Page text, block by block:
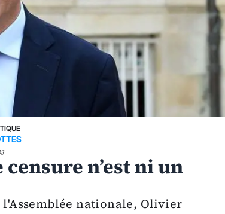
n’est ni un
nationale, Olivier